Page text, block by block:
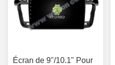
Écran de 9"/10.1" Pour